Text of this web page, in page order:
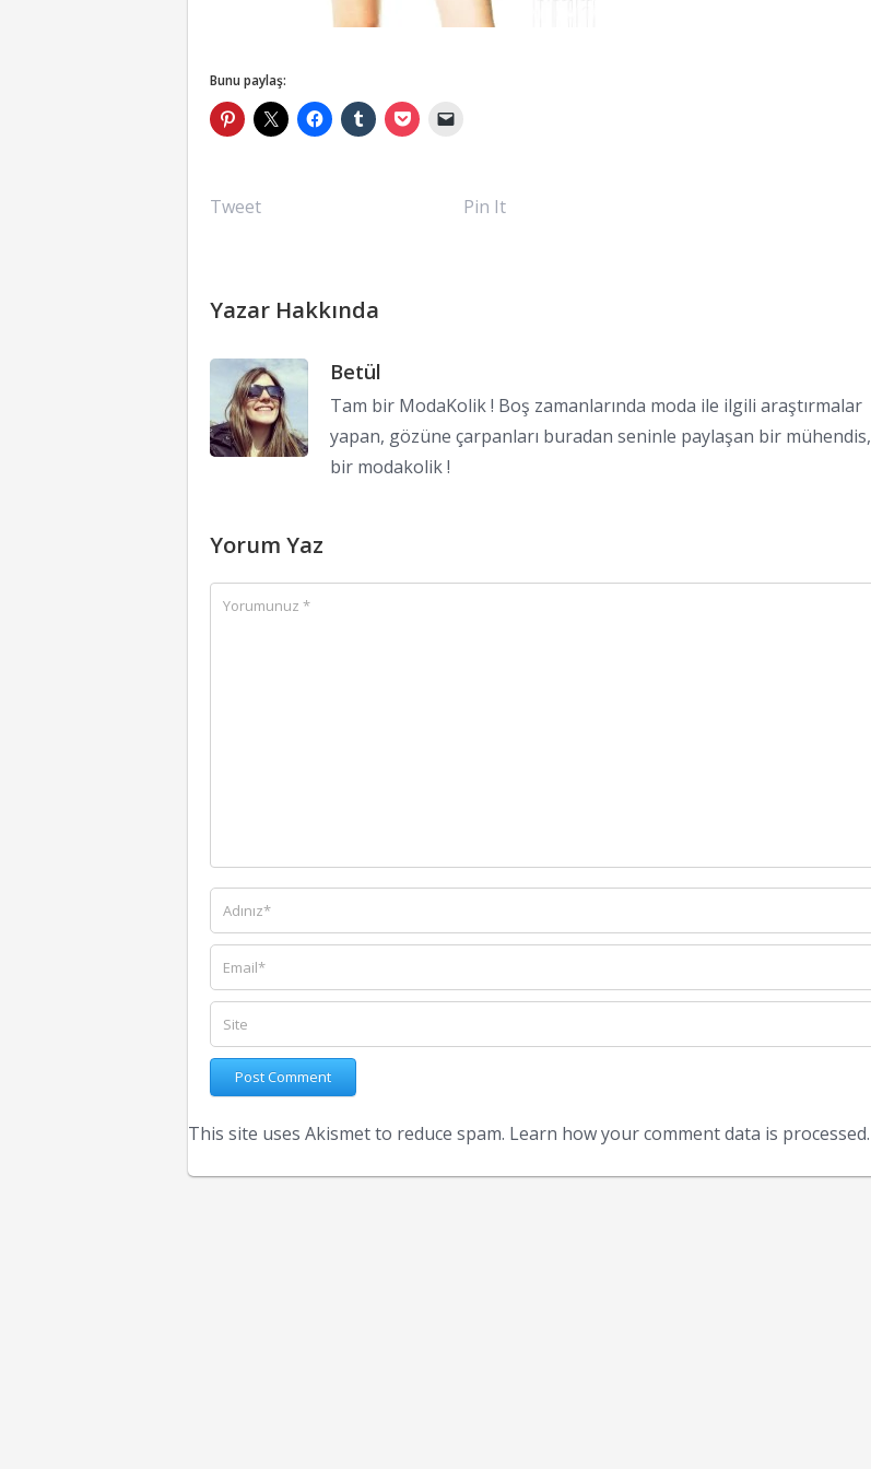
Bunu paylaş:
Tweet Pin It
Yazar Hakkında
Betül
Tam bir ModaKolik ! Boş zamanlarında moda ile ilgili araştırmalar
yapan, gözüne çarpanları buradan seninle paylaşan bir mühendis,
bir modakolik !
Yorum Yaz
This site uses Akismet to reduce spam. Learn how your comment data is processed.